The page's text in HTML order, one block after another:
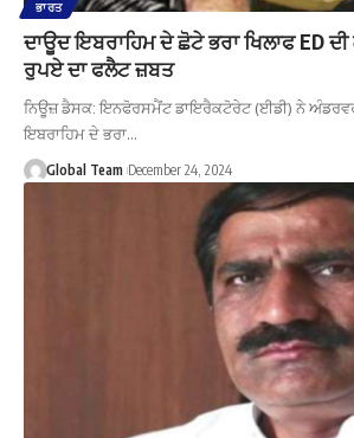
ਭਾਰਤ
ਦਾਊਦ ਇਬਰਾਹਿਮ ਦੇ ਛੋਟੇ ਭਰਾ ਖਿਲਾਫ ED
ਰੁਪਏ ਦਾ ਫਲੈਟ ਜ਼ਬਤ
ਨਿਊਜ਼ ਡੈਸਕ: ਇਨਫੋਰਸਮੈਂਟ ਡਾਇਰੈਕਟੋਰੇਟ (ਈਡੀ) ਨੇ
ਇਬਰਾਹਿਮ ਦੇ ਭਰਾ…
Global Team December 24, 2024